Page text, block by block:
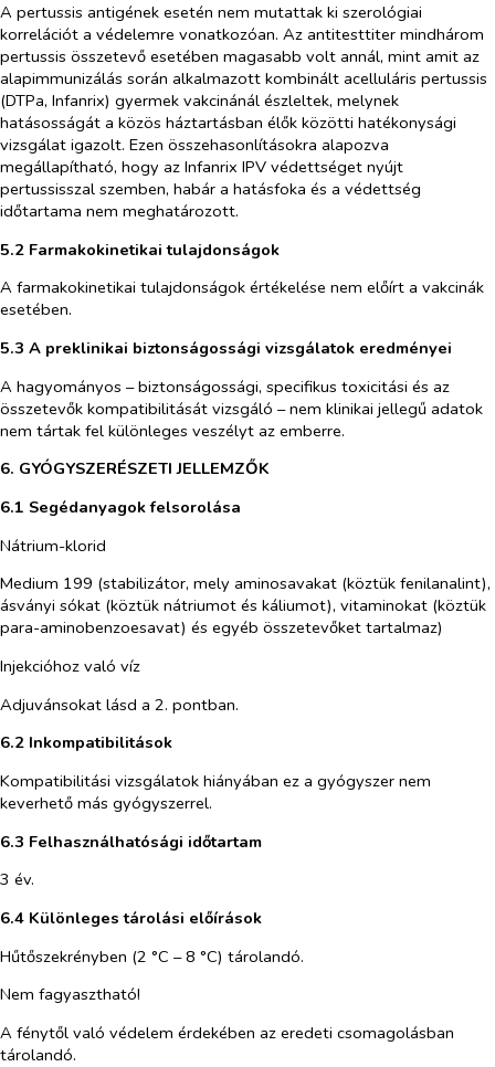
A pertussis antigének esetén nem mutattak ki szerológiai
korrelációt a védelemre vonatkozóan. Az antitesttiter mindhárom
pertussis összetevő esetében magasabb volt annál, mint amit az
alapimmunizálás során alkalmazott kombinált acelluláris pertussis
(DTPa, Infanrix) gyermek vakcinánál észleltek, melynek
hatásosságát a közös háztartásban élők közötti hatékonysági
vizsgálat igazolt. Ezen összehasonlításokra alapozva
megállapítható, hogy az Infanrix IPV védettséget nyújt
pertussisszal szemben, habár a hatásfoka és a védettség
időtartama nem meghatározott.
5.2 Farmakokinetikai tulajdonságok
A farmakokinetikai tulajdonságok értékelése nem előírt a vakcinák
esetében.
5.3 A preklinikai biztonságossági vizsgálatok eredményei
A hagyományos – biztonságossági, specifikus toxicitási és az
összetevők kompatibilitását vizsgáló – nem klinikai jellegű adatok
nem tártak fel különleges veszélyt az emberre.
6. GYÓGYSZERÉSZETI JELLEMZŐK
6.1 Segédanyagok felsorolása
Nátrium-klorid
Medium 199 (stabilizátor, mely aminosavakat (köztük fenilanalint),
ásványi sókat (köztük nátriumot és káliumot), vitaminokat (köztük
para-aminobenzoesavat) és egyéb összetevőket tartalmaz)
Injekcióhoz való víz
Adjuvánsokat lásd a 2. pontban.
6.2 Inkompatibilitások
Kompatibilitási vizsgálatok hiányában ez a gyógyszer nem
keverhető más gyógyszerrel.
6.3 Felhasználhatósági időtartam
3 év.
6.4 Különleges tárolási előírások
Hűtőszekrényben (2 °C – 8 °C) tárolandó.
Nem fagyasztható!
A fénytől való védelem érdekében az eredeti csomagolásban
tárolandó.